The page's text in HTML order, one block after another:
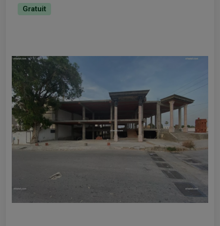
Gratuit